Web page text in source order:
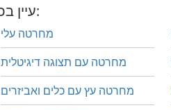
עיין בכינויים הנפוצים ביותר למכונות:
מחרטה עלי
מחרטה עם תצוגה דיגיטלית
מחרטה עץ עם כלים ואביזרים